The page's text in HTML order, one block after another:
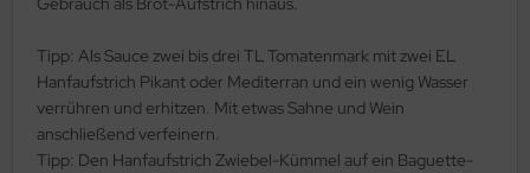
Tipp: Als Sauce zwei bis drei TL Tomatenmark mit zwei EL
Hanfaufstrich Pikant oder Mediterran und ein wenig Wasser
verrühren und erhitzen. Mit etwas Sahne und Wein
anschließend verfeinern.
Tipp: Den Hanfaufstrich Zwiebel-Kümmel auf ein Baguette-